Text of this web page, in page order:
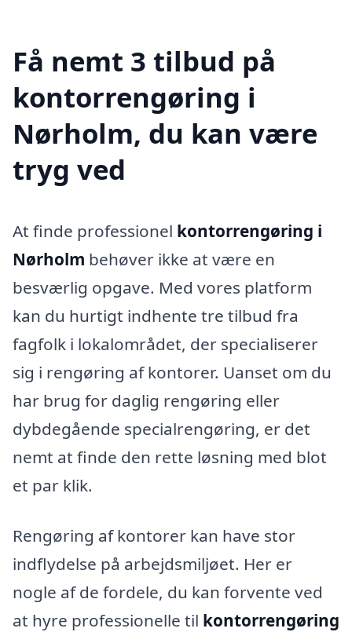
Få nemt 3 tilbud på
kontorrengøring i
Nørholm, du kan være
tryg ved
At finde professionel kontorrengøring i
Nørholm behøver ikke at være en
besværlig opgave. Med vores platform
kan du hurtigt indhente tre tilbud fra
fagfolk i lokalområdet, der specialiserer
sig i rengøring af kontorer. Uanset om du
har brug for daglig rengøring eller
dybdegående specialrengøring, er det
nemt at finde den rette løsning med blot
et par klik.
Rengøring af kontorer kan have stor
indflydelse på arbejdsmiljøet. Her er
nogle af de fordele, du kan forvente ved
at hyre professionelle til kontorrengøring